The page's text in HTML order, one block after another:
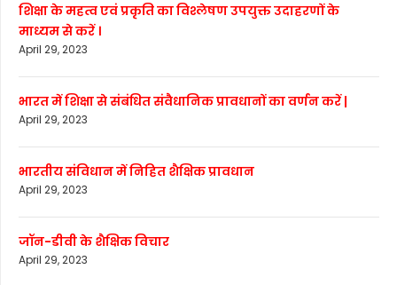
शिक्षा के महत्व एवं प्रकृति का विश्लेषण उपयुक्त उदाहरणों के
माध्यम से करें ।
April 29, 2023
भारत में शिक्षा से संबंधित संवैधानिक प्रावधानों का वर्णन करें |
April 29, 2023
भारतीय संविधान में निहित शैक्षिक प्रावधान
April 29, 2023
जॉन-डीवी के शैक्षिक विचार
April 29, 2023